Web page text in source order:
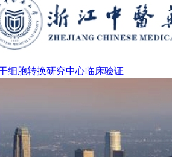
细胞转换研究中心临床验证